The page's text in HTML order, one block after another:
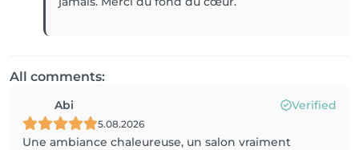
All comments:
Abi Verified
5.08.2026
Une ambiance chaleureuse, un salon vraiment